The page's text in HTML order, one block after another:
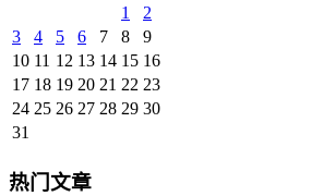
1
2
3
4 5 6 7 8
9
10 11 12 13 14 15 16
17 18 19 20 21 22 23
24 25 26 27 28 29 30
31
热门文章